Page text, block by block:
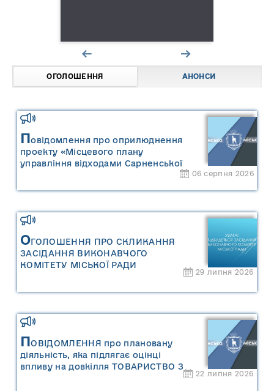
ОГОЛОШЕННЯ АНОНСИ
Повідомлення про оприлюднення
проекту «Місцевого плану
управління відходами Сарненської
міської територіальної громади» та
управління відходами Сарненської
міської територіальної громади»
06 серпня 2026
ОГОЛОШЕННЯ ПРО СКЛИКАННЯ
ЗАСІДАННЯ ВИКОНАВЧОГО
КОМІТЕТУ МІСЬКОЇ РАДИ
29 липня 2026
ПОВІДОМЛЕННЯ про плановану
діяльність, яка підлягає оцінці
впливу на довкілля ТОВАРИСТВО З
22 липня 2026